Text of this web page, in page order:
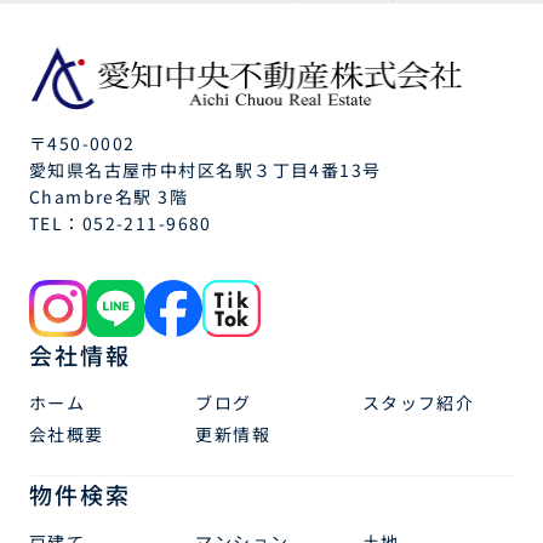
〒450-0002
愛知県名古屋市中村区名駅３丁目4番13号
Chambre名駅 3階
TEL： 052-211-9680
会社情報
ホーム ブログ
スタッフ紹介
会社概要
更新情報
物件検索